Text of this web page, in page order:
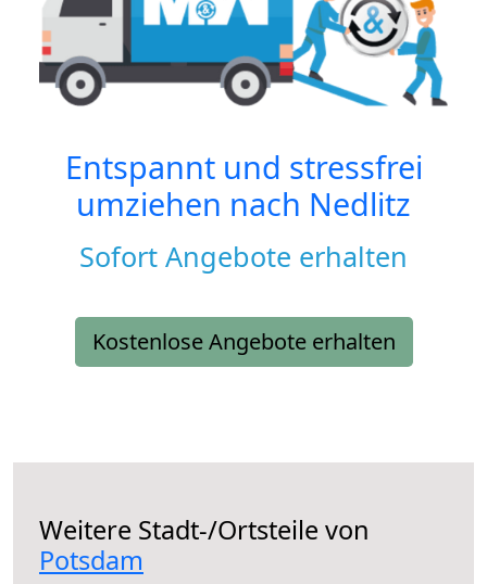
Entspannt und stressfrei
umziehen nach Nedlitz
Sofort Angebote erhalten
Kostenlose Angebote erhalten
Weitere Stadt-/Ortsteile von
Potsdam